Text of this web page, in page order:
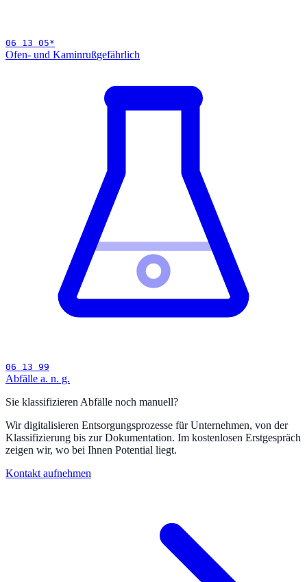
06 13 05*
Ofen- und Kaminrußgefährlich
06 13 99
Abfälle a. n. g.
Sie klassifizieren Abfälle noch manuell?
Wir digitalisieren Entsorgungsprozesse für Unternehmen, von der
Klassifizierung bis zur Dokumentation. Im kostenlosen Erstgespräch
zeigen wir, wo bei Ihnen Potential liegt.
Kontakt aufnehmen